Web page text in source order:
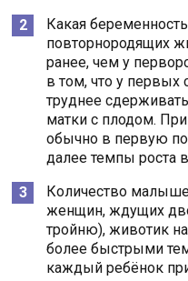
Какая
повторнородящих
ранее, чем у
в том, что у первых
труднее
матки с плодом.
обычно в первую
далее темпы роста
Количество
женщин, ждущих
тройню), животик
более быстрыми
каждый ребёнок